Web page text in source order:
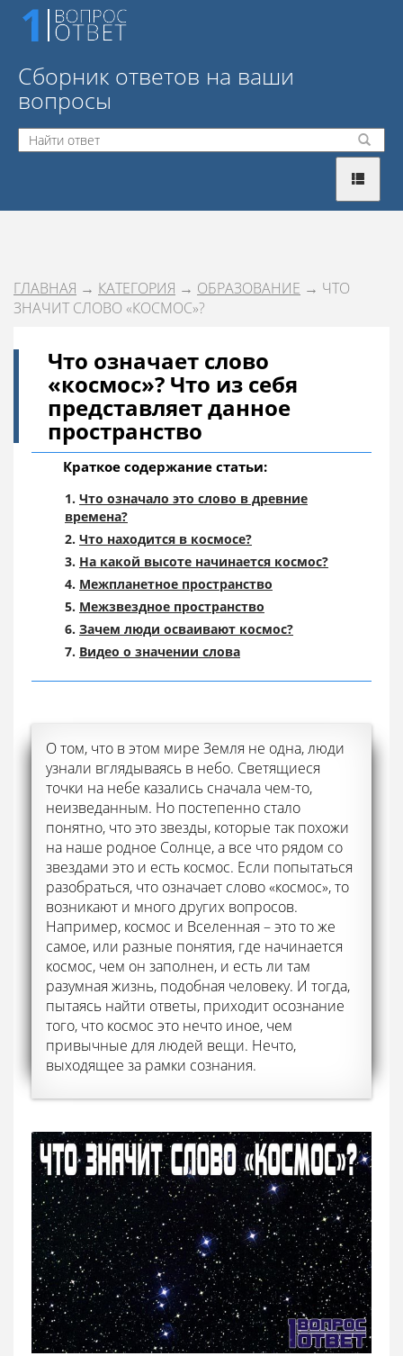
Сборник ответов на ваши
вопросы
ГЛАВНАЯ → КАТЕГОРИЯ → ОБРАЗОВАНИЕ → ЧТО
ЗНАЧИТ СЛОВО «КОСМОС»?
Что означает слово
«космос»? Что из себя
представляет данное
пространство
Краткое содержание статьи:
Что означало это слово в древние
времена?
Что находится в космосе?
На какой высоте начинается космос?
Межпланетное пространство
Межзвездное пространство
Зачем люди осваивают космос?
Видео о значении слова
О том, что в этом мире Земля не одна, люди
узнали вглядываясь в небо. Светящиеся
точки на небе казались сначала чем-то,
неизведанным. Но постепенно стало
понятно, что это звезды, которые так похожи
на наше родное Солнце, а все что рядом со
звездами это и есть космос. Если попытаться
разобраться, что означает слово «космос», то
возникают и много других вопросов.
Например, космос и Вселенная – это то же
самое, или разные понятия, где начинается
космос, чем он заполнен, и есть ли там
разумная жизнь, подобная человеку. И тогда,
пытаясь найти ответы, приходит осознание
того, что космос это нечто иное, чем
привычные для людей вещи. Нечто,
выходящее за рамки сознания.